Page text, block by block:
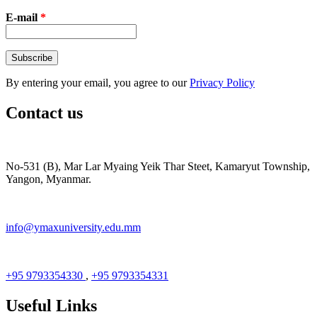
E-mail *
By entering your email, you agree to ourPrivacy Policy
Contact us
No-531 (B), Mar Lar Myaing Yeik Thar Steet, Kamaryut Township,
Yangon, Myanmar.
info@ymaxuniversity.edu.mm
+95 9793354330 , +95 9793354331
Useful Links